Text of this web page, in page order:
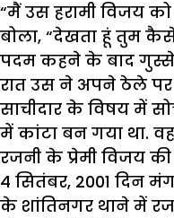
“मैं उस हरामी विजय
बोला, “देखता हूं तुम
पदम कहने के बाद गुस्से
रात उस ने अपने ठेले पर
साचीदार के विषय में
में कांटा बन गया था.
रजनी के प्रेमी विजय
4 सितंबर, 2001 दिन
के शांतिनगर थाने में